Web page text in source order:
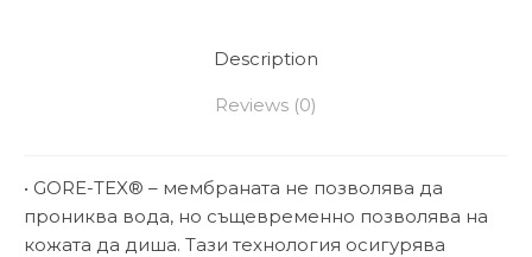
Description
Reviews (0)
• GORE-TEX® – мембраната не позволява да
прониква вода, но същевременно позволява на
кожата да диша. Тази технология осигурява